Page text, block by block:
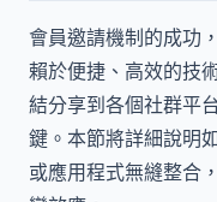
會員邀請機制的成功
賴於便捷、高效的技
結分享到各個社群平
鍵。本節將詳細說明
或應用程式無縫整合